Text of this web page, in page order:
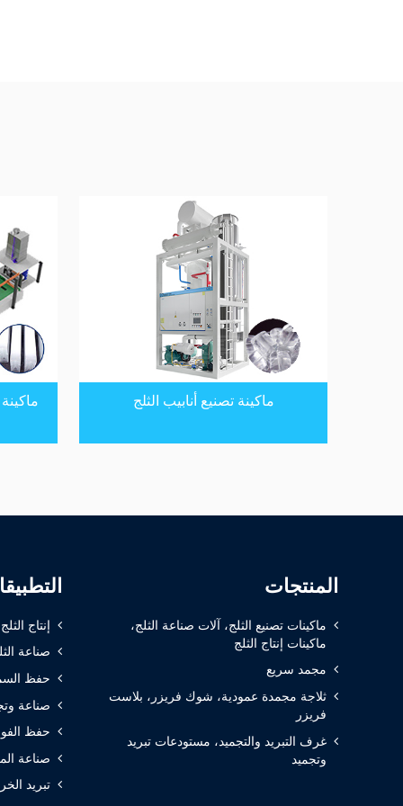
ماكينة تصنيع أنابيب الثلج
المنتجات
ماكينات تصنيع الثلج، آلات صناعة الثلج،
ماكينات إنتاج الثلج
مجمد سريع
ثلاجة مجمدة عمودية، شوك فريزر، بلاست
فريزر
غرف التبريد والتجميد، مستودعات تبريد
وتجميد
إنتاج
صناعة
حفظ
صناعة
حفظ
صناعة
تبريد